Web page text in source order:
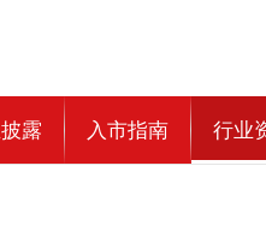
露 入市指南 行业